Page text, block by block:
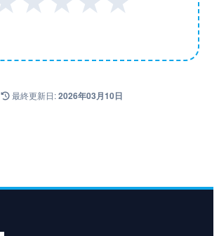
最終更新日:2026年03月10日